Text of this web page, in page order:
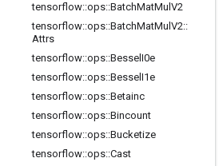
tensorflow::ops::BatchMatMul V2
tensorflow::ops::BatchMatMul V2::
Attrs
tensorflow::ops::Bessel I0e
tensorflow::ops::Bessel I1e
tensorflow::ops::Betainc
tensorflow::ops::Bincount
tensorflow::ops::Bucketize
tensorflow::ops::Cast